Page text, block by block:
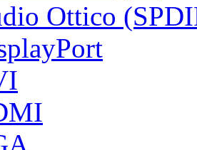
Ottico